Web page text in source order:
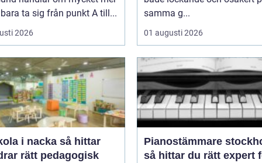
ta sig från punkt A till...
2026
samma g...
01 augusti 2026
i nacka så hittar
rätt pedagogisk
Pianostämmare
så hittar du rätt expert